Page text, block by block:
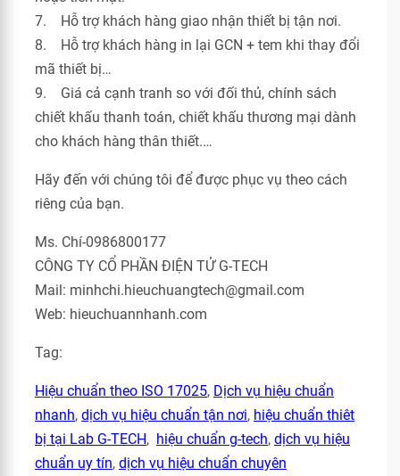
7. Hỗ trợ khách hàng giao nhận thiết bị tận nơi.
8. Hỗ trợ khách hàng in lại GCN + tem khi thay đổi
mã thiết bị…
9. Giá cả cạnh tranh so với đối thủ, chính sách
chiết khấu thanh toán, chiết khấu thương mại dành
cho khách hàng thân thiết.…
Hãy đến với chúng tôi để được phục vụ theo cách
riêng của bạn.
Ms. Chí-0986800177
CÔNG TY CỔ PHẦN ĐIỆN TỬ G-TECH
Mail: minhchi.hieuchuangtech@gmail.com
Web: hieuchuannhanh.com
Tag:
Hiệu chuẩn theo ISO 17025, Dịch vụ hiệu chuẩn
nhanh, dịch vụ hiệu chuẩn tận nơi, hiệu chuẩn thiêt
bị tại Lab G-TECH, hiệu chuẩn g-tech, dịch vụ hiệu
chuẩn uy tín, dịch vụ hiệu chuẩn chuyên